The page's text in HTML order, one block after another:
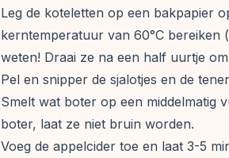
Leg de koteletten op een bakpapier
kerntemperatuur van 60°C bereiken
weten! Draai ze na een half uurtje
Pel en snipper de sjalotjes en de
Smelt wat boter op een middelmatig
boter, laat ze niet bruin worden.
Voeg de appelcider toe en laat 3-5